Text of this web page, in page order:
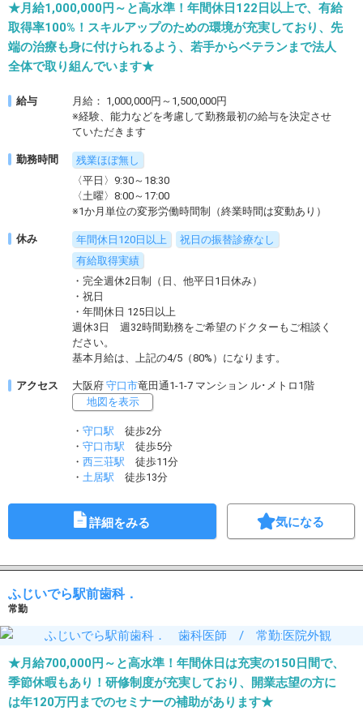
★月給1,000,000円～と高水準！年間休日122日以上で、有給
取得率100%！スキルアップのための環境が充実しており、先
端の治療も身に付けられるよう、若手からベテランまで法人
全体で取り組んでいます★
給与
月給： 1,000,000円～1,500,000円
※経験、能力などを考慮して勤務最初の給与を決定させ
ていただきます
勤務時間
残業ほぼ無し
〈平日〉9:30～18:30
〈土曜〉8:00～17:00
※1か月単位の変形労働時間制（終業時間は変動あり）
休み 年間休日120日以上
祝日の振替診療なし
有給取得実績
・完全週休2日制（日、他平日1日休み）
・祝日
・年間休日 125日以上
週休3日 週32時間勤務をご希望のドクターもご相談く
ださい。
基本月給は、上記の4/5（80%）になります。
アクセス 大阪府 守口市竜田通1-1-7 マンション ル･メトロ1階
地図を表示
・ 守口駅 徒歩2分
・ 守口市駅 徒歩5分
・ 西三荘駅 徒歩11分
・ 土居駅 徒歩13分
詳細をみる 気になる
ふじいでら駅前歯科．
常勤
★月給700,000円～と高水準！年間休日は充実の150日間で、
季節休暇もあり！研修制度が充実しており、開業志望の方に
は年120万円までのセミナーの補助があります★